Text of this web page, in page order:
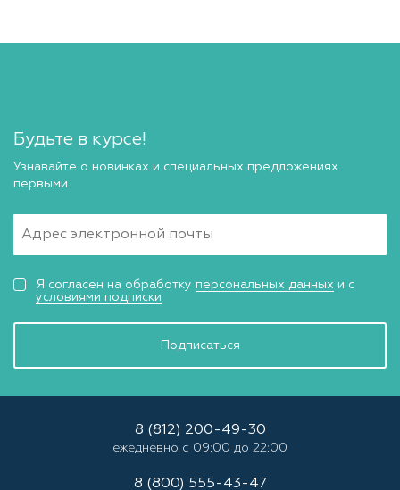
Будьте в курсе!
Узнавайте о новинках и специальных предложениях
первыми
Подписаться
Я согласен на обработку персональных данных и с
условиями подписки
8 (812) 200-49-30
ежедневно с 09:00 до 22:00
8 (800) 555-43-47